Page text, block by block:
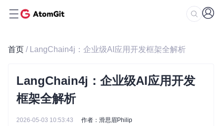
首页 / LangChain4j：企业级AI应用开发框架全解析
LangChain4j：企业级AI应用开发
框架全解析
2026-05-03 10:53:43 作者：滑思眉Philip